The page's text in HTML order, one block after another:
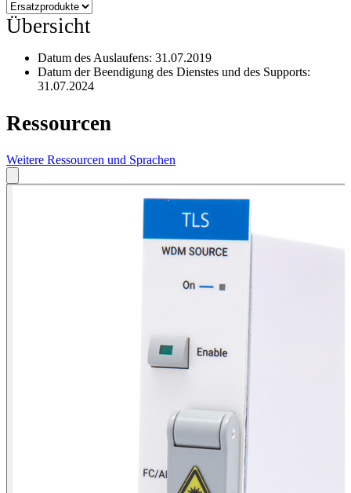
Suppliers
Übersicht
Datum des Auslaufens: 31.07.2019
Datum der Beendigung des Dienstes und des Supports:
31.07.2024
Ressourcen
Weitere Ressourcen und Sprachen